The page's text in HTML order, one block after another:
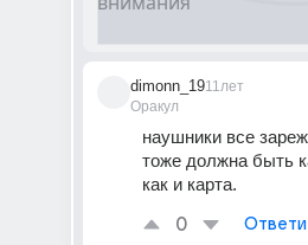
dimonn_19
Оракул
11лет
наушники все
тоже должна быть
как и карта.
0